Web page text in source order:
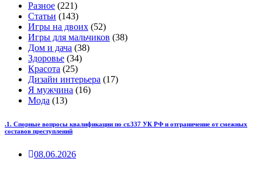
Разное (221)
Статьи (143)
Игры на двоих (52)
Игры для мальчиков (38)
Дом и дача (38)
Здоровье (34)
Красота (25)
Дизайн интерьера (17)
Я мужчина (16)
Мода (13)
.1. Спорные вопросы квалификации по ст.337 УК РФ и отграничение от смежных
составов преступлений
08.06.2026